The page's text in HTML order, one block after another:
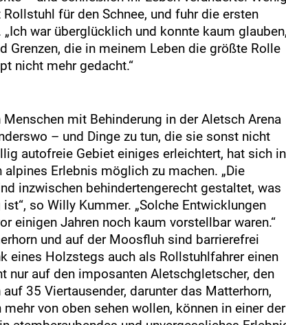
für den Schnee, und fuhr die ersten
war überglücklich und konnte kaum
Grenzen, die in meinem Leben die größte Rolle
nicht mehr gedacht.“
mit Behinderung in der Aletsch Arena
– und Dinge zu tun, die sie sonst nicht
autofreie Gebiet einiges erleichtert, hat sich in
Erlebnis möglich zu machen. „Die
inzwischen behindertengerecht gestaltet, was
so Willy Kummer. „Solche Entwicklungen
einigen Jahren noch kaum vorstellbar waren.“
und auf der Moosfluh sind barrierefrei
eines Holzstegs auch als Rollstuhlfahrer einen
nur auf den imposanten Aletschgletscher, den
35 Viertausender, darunter das Matterhorn,
von oben sehen wollen, können in einer der